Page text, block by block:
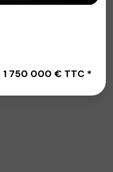
1 750 000 € TTC *